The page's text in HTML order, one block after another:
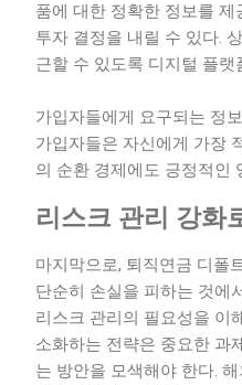
품에 대한 정확한 정보를
투자 결정을 내릴 수 있다.
근할 수 있도록 디지털 플
가입자들에게 요구되는 정
가입자들은 자신에게 가장
의 순환 경제에도 긍정적인
리스크 관리 강화
마지막으로, 퇴직연금 디폴
단순히 손실을 피하는 것에
리스크 관리의 필요성을 이
소화하는 전략은 중요한 과
는 방안을 모색해야 한다.